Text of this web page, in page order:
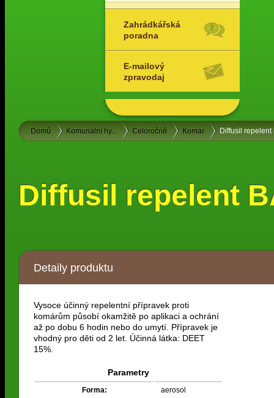
Zahrádkářská
poradna
E-mailový
zpravodaj
Domů Komunální hy... Celoročně Komár Diffusil repelent
Diffusil repelent
Detaily produktu
Vysoce účinný repelentní přípravek proti
komárům působí okamžitě po aplikaci a ochrání
až po dobu 6 hodin nebo do umytí. Přípravek je
vhodný pro děti od 2 let. Účinná látka: DEET
15%.
Parametry
Forma: aerosol